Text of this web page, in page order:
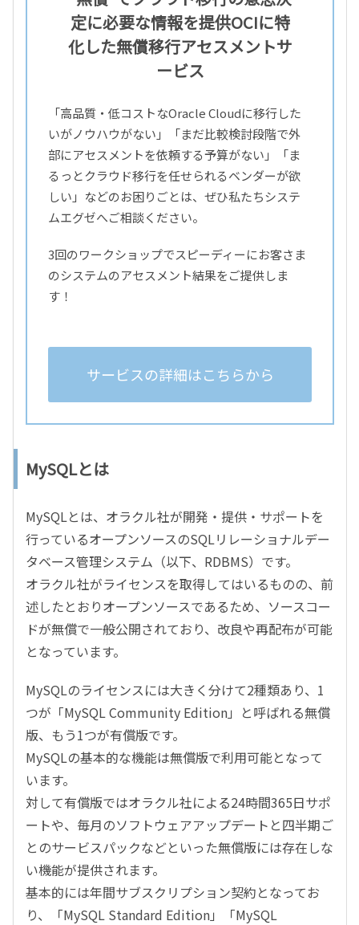
定に必要な情報を提供OCIに特
化した無償移行アセスメントサ
ービス
「高品質・低コストなOracle Cloudに移行した
いがノウハウがない」「まだ比較検討段階で外
部にアセスメントを依頼する予算がない」「ま
るっとクラウド移行を任せられるベンダーが欲
しい」などのお困りごとは、ぜひ私たちシステ
ムエグゼへご相談ください。
3回のワークショップでスピーディーにお客さま
のシステムのアセスメント結果をご提供しま
す！
サービスの詳細はこちらから
MySQLとは
MySQLとは、オラクル社が開発・提供・サポートを
行っているオープンソースのSQLリレーショナルデー
タベース管理システム（以下、RDBMS）です。
オラクル社がライセンスを取得してはいるものの、前
述したとおりオープンソースであるため、ソースコー
ドが無償で一般公開されており、改良や再配布が可能
となっています。
MySQLのライセンスには大きく分けて2種類あり、1
つが「MySQL Community Edition」と呼ばれる無償
版、もう1つが有償版です。
MySQLの基本的な機能は無償版で利用可能となって
います。
対して有償版ではオラクル社による24時間365日サポ
ートや、毎月のソフトウェアアップデートと四半期ご
とのサービスパックなどといった無償版には存在しな
い機能が提供されます。
基本的には年間サブスクリプション契約となってお
り、「MySQL Standard Edition」「MySQL